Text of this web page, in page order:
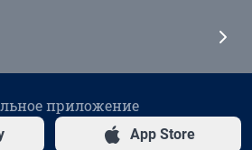
приложение
App Store